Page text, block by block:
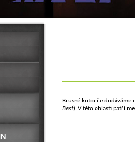
Brusné kotouče dodáváme
Best). V této oblasti patří